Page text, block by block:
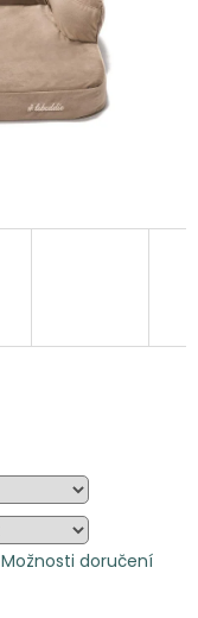
Možnosti doručení